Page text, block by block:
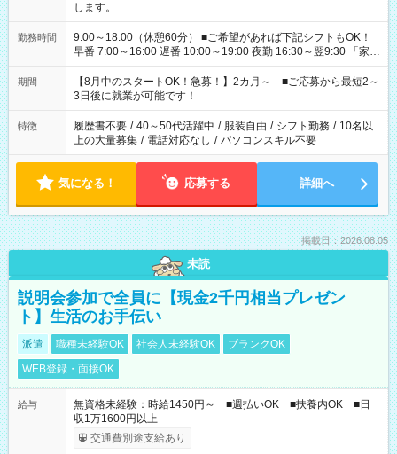
します。
勤務時間
9:00～18:00（休憩60分） ■ご希望があれば下記シフトもOK！
早番 7:00～16:00 遅番 10:00～19:00 夜勤 16:30～翌9:30 「家族
と休みを合わせたい」 「余裕を持って夕飯の準備がしたい」
「できれば残業はしたくない」 など、ご希望を教えてください
ね。 ※Wワーク希望の方へ 今ご覧のお仕事で希望する勤務時間
と、もう1つのお仕事の勤務時間。 合計で週40時間を超える場
合は応募できません。
期間
【8月中のスタートOK！急募！】2カ月～ ■ご応募から最短2～
3日後に就業が可能です！
特徴 履歴書不要 / 40～50代活躍中 / 服装自由 / シフト勤務 / 10名以
上の大量募集 / 電話対応なし / パソコンスキル不要
気になる！ 応募する 詳細へ
掲載日：2026.08.05
未読
説明会参加で全員に【現金2千円相当プレゼン
ト】生活のお手伝い
派遣 職種未経験OK 社会人未経験OK
ブランクOK
WEB登録・面接OK
給与
無資格未経験：時給1450円～ ■週払いOK ■扶養内OK ■日
収1万1600円以上
交通費別途支給あり